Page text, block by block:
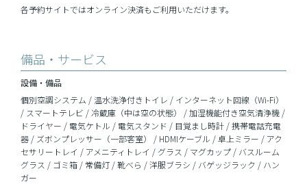
各予約サイトではオンライン決済もご利用いただけます。
備品・サービス
設備・備品
個別空調システム / 温水洗浄付きトイレ / インターネット回線（Wi-Fi）
/ スマートテレビ / 冷蔵庫（中は空の状態） / 加湿機能付き空気清浄機 /
ドライヤー / 電気ケトル / 電気スタンド / 目覚まし時計 / 携帯電話充電
器 / ズボンプレッサー（一部客室） / HDMIケーブル / 卓上ミラー / アク
セサリートレイ / アメニティトレイ / グラス / マグカップ / バスルーム
グラス / ゴミ箱 / 常備灯 / 靴べら / 洋服ブラシ / バゲッジラック / ハン
ガー